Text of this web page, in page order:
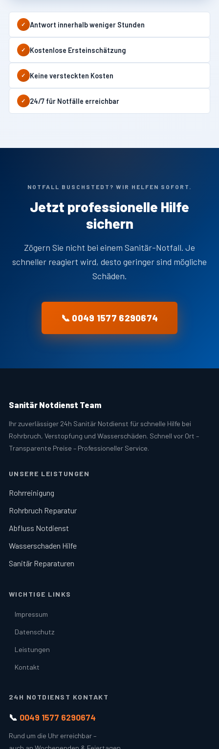
✓ Antwort innerhalb weniger Stunden
✓ Kostenlose Ersteinschätzung
✓ Keine versteckten Kosten
✓ 24/7 für Notfälle erreichbar
NOTFALL BUSCHSTEDT? WIR HELFEN SOFORT.
Jetzt professionelle Hilfe
sichern
Zögern Sie nicht bei einem Sanitär-Notfall. Je
schneller reagiert wird, desto geringer sind mögliche
Schäden.
📞 0049 1577 6290674
Sanitär Notdienst Team
Ihr zuverlässiger 24h Sanitär Notdienst für schnelle Hilfe bei
Rohrbruch, Verstopfung und Wasserschäden. Schnell vor Ort –
Transparente Preise – Professioneller Service.
UNSERE LEISTUNGEN
Rohrreinigung
Rohrbruch Reparatur
Abfluss Notdienst
Wasserschaden Hilfe
Sanitär Reparaturen
WICHTIGE LINKS
Impressum
Datenschutz
Leistungen
Kontakt
24H NOTDIENST KONTAKT
📞 0049 1577 6290674
Rund um die Uhr erreichbar –